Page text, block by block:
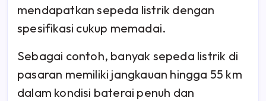
mendapatkan sepeda listrik dengan
spesifikasi cukup memadai.
Sebagai contoh, banyak sepeda listrik di
pasaran memiliki jangkauan hingga 55 km
dalam kondisi baterai penuh dan